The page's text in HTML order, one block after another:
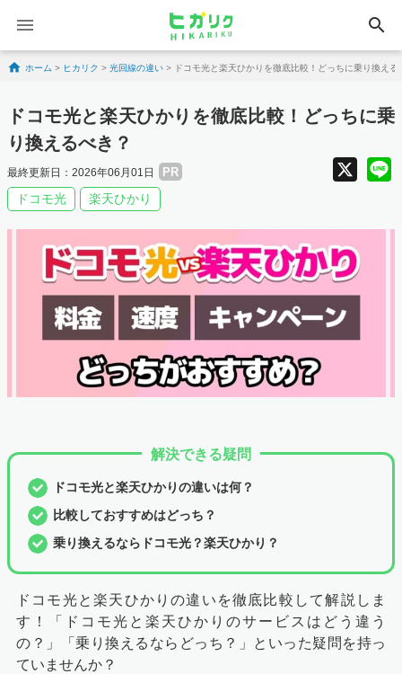
search
Skip to content
ホーム > ヒカリク > 光回線の違い > ドコモ光と楽天ひかりを徹底比較！どっちに乗り換える
ドコモ光と楽天ひかりを徹底比較！どっちに乗
り換えるべき？
最終更新日：2026年06月01日 PR X
ドコモ光 楽天ひかり
解決できる疑問
ドコモ光と楽天ひかりの違いは何？
比較しておすすめはどっち？
乗り換えるならドコモ光？楽天ひかり？
ドコモ光と楽天ひかりの違いを徹底比較して解説しま
す！「ドコモ光と楽天ひかりのサービスはどう違う
の？」「乗り換えるならどっち？」といった疑問を持っ
ていませんか？